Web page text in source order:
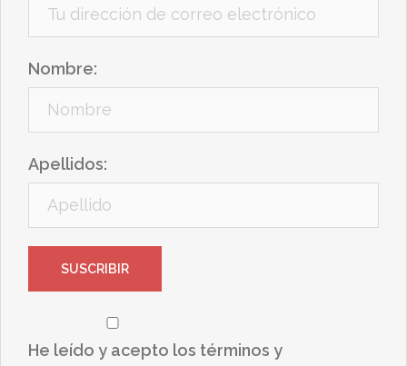
Nombre:
Apellidos:
He leído y acepto los términos y